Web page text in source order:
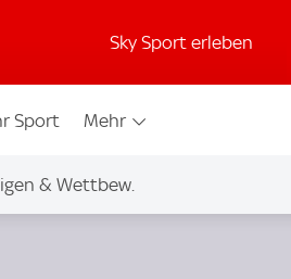
Sky Sport erleben
Sport Mehr
& Wettbew.